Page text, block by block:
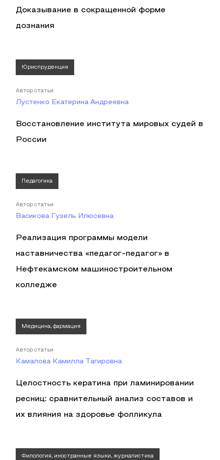
Доказывание в сокращенной форме
дознания
Юриспруденция
Автор статьи
Лустенко Екатерина Андреевна
Восстановление института мировых судей в
России
Педагогика
Автор статьи
Васикова Гузель Илюсевна
Реализация программы модели
наставничества «педагог-педагог» в
Нефтекамском машиностроительном
колледже
Медицина, фармация
Автор статьи
Камалова Камилла Тагировна
Целостность кератина при ламинировании
ресниц: сравнительный анализ составов и
их влияния на здоровье фолликула
Филология, иностранные языки, журналистика